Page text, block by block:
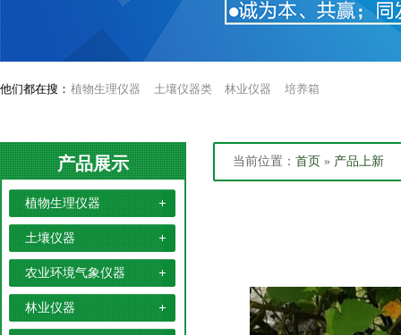
他们都在搜： 植物生理仪器 土壤仪器类 林业仪器 培养箱
产品展示
植物生理仪器
土壤仪器
农业环境气象仪器
林业仪器
当前位置： 首页 » 产品上新